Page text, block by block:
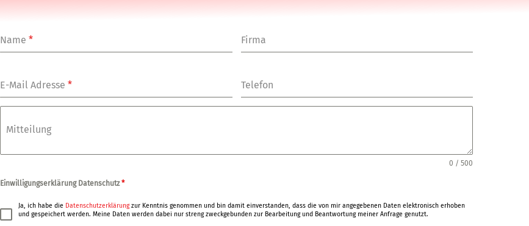
Name* Firma
E-Mail Adresse* Telefon
Mitteilung
0 / 500
Einwilligungserklärung Datenschutz*
Ja, ich habe die Datenschutzerklärungzur Kenntnis genommen und bin damit einverstanden, dass die von mir angegebenen Daten elektronisch erhoben
und gespeichert werden. Meine Daten werden dabei nur streng zweckgebunden zur Bearbeitung und Beantwortung meiner Anfrage genutzt.